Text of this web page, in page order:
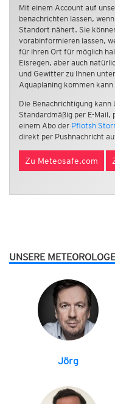
Mit einem Account auf
benachrichten lassen,
Standort nähert. Sie
vorabinformieren lassen,
für ihren Ort für möglich
Eisregen, aber auch
und Gewitter zu Ihnen
Aquaplaning kommen
Die Benachrichtigung
Standardmäßig per E-
einem Abo der Pflotsh
direkt per Pushnachricht
Zu Meteosafe.com
UNSERE
Jörg